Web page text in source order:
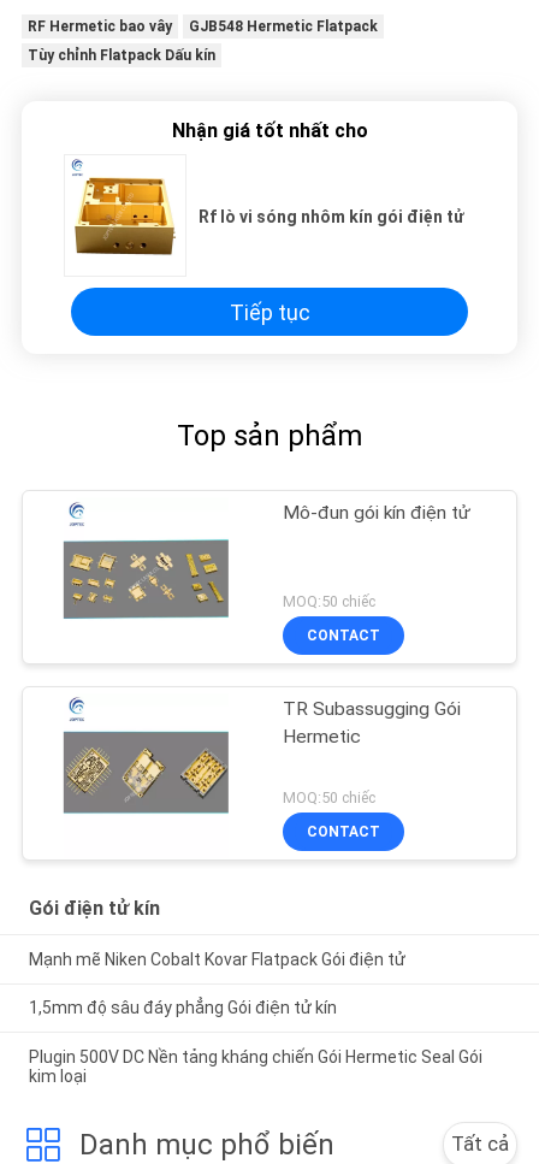
RF Hermetic bao vây
GJB548 Hermetic Flatpack
Tùy chỉnh Flatpack Dấu kín
Nhận giá tốt nhất cho
Rf lò vi sóng nhôm kín gói điện tử
Tiếp tục
Top sản phẩm
Mô-đun gói kín điện tử
MOQ:50 chiếc
CONTACT
TR Subassugging Gói
Hermetic
MOQ:50 chiếc
CONTACT
Gói điện tử kín
Mạnh mẽ Niken Cobalt Kovar Flatpack Gói điện tử
1,5mm độ sâu đáy phẳng Gói điện tử kín
Plugin 500V DC Nền tảng kháng chiến Gói Hermetic Seal Gói
kim loại
Danh mục phổ biến Tất cả